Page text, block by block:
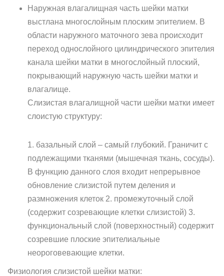
Наружная влагалищная часть шейки матки
выстлана многослойным плоским эпителием. В
области наружного маточного зева происходит
переход однослойного цилиндрического эпителия
канала шейки матки в многослойный плоский,
покрывающий наружную часть шейки матки и
влагалище.
Слизистая влагалищной части шейки матки имеет
слоистую структуру:
1. базальный слой – самый глубокий. Граничит с
подлежащими тканями (мышечная ткань, сосуды).
В функцию данного слоя входит непрерывное
обновление слизистой путем деления и
размножения клеток 2. промежуточный слой
(содержит созревающие клетки слизистой) 3.
функциональный слой (поверхностный) содержит
созревшие плоские эпителиальные
неороговевающие клетки.
Физиология слизистой шейки матки: